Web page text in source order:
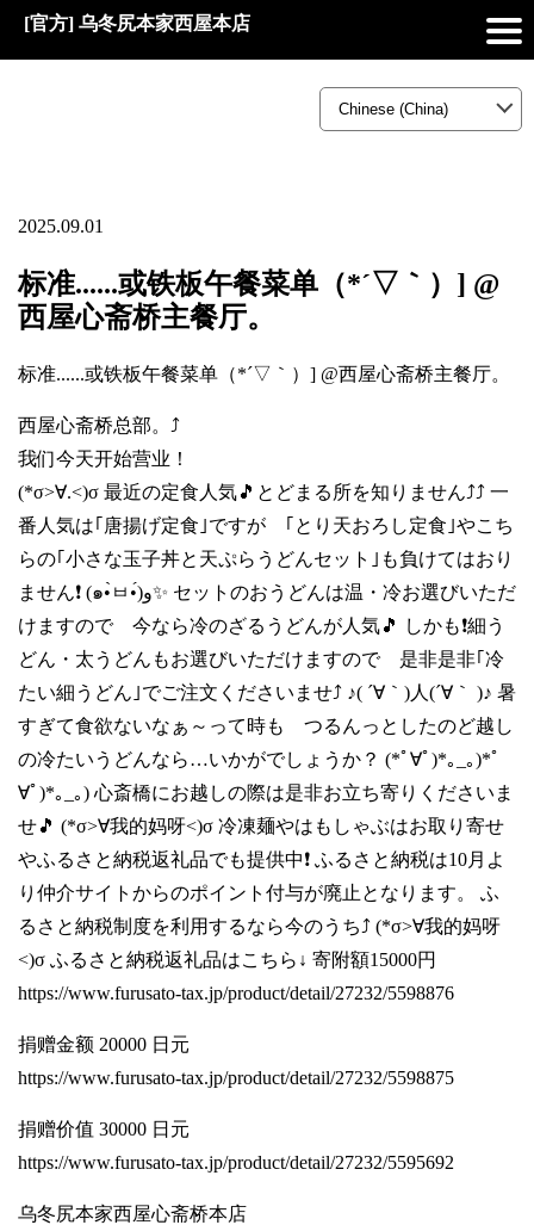
[官方] 乌冬尻本家西屋本店
2025.09.01
标准......或铁板午餐菜单（*´▽｀）] @
西屋心斋桥主餐厅。
标准......或铁板午餐菜单（*´▽｀）] @西屋心斋桥主餐厅。
西屋心斋桥总部。⤴️
我们今天开始营业！
(*σ>∀.<)σ 最近の定食人気🎵とどまる所を知りません⤴️⤴️ 一
番人気は｢唐揚げ定食｣ですが ｢とり天おろし定食｣やこち
らの｢小さな玉子丼と天ぷらうどんセット｣も負けてはおり
ません❗️ (๑•̀ㅂ•́)و✨ セットのおうどんは温・冷お選びいただ
けますので 今なら冷のざるうどんが人気🎵 しかも❗細う
どん・太うどんもお選びいただけますので 是非是非｢冷
たい細うどん｣でご注文くださいませ⤴️ ♪( ´∀｀)人(´∀｀ )♪ 暑
すぎて食欲ないなぁ～って時も つるんっとしたのど越し
の冷たいうどんなら…いかがでしょうか？ (*ﾟ∀ﾟ)*｡_｡)*ﾟ
∀ﾟ)*｡_｡) 心斎橋にお越しの際は是非お立ち寄りくださいま
せ🎵 (*σ>∀我的妈呀<)σ 冷凍麺やはもしゃぶはお取り寄せ
やふるさと納税返礼品でも提供中❗️ ふるさと納税は10月よ
り仲介サイトからのポイント付与が廃止となります。 ふ
るさと納税制度を利用するなら今のうち⤴️ (*σ>∀我的妈呀
<)σ ふるさと納税返礼品はこちら↓ 寄附額15000円
https://www.furusato-tax.jp/product/detail/27232/5598876
捐赠金额 20000 日元
https://www.furusato-tax.jp/product/detail/27232/5598875
捐赠价值 30000 日元
https://www.furusato-tax.jp/product/detail/27232/5595692
乌冬尻本家西屋心斋桥本店